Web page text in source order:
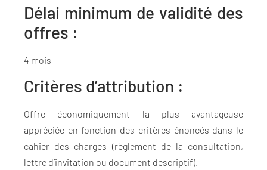
Délai minimum de validité des
offres :
4 mois
Critères d’attribution :
Offre économiquement la plus avantageuse
appréciée en fonction des critères énoncés dans le
cahier des charges (règlement de la consultation,
lettre d’invitation ou document descriptif).